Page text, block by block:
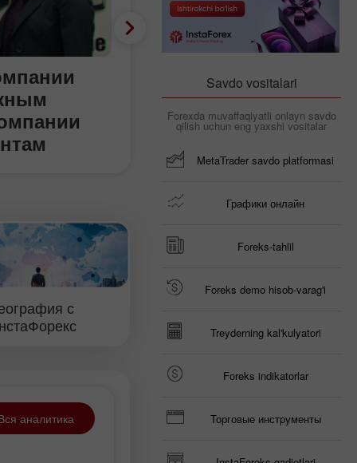
Календарь
тарифной игре
не будет?
с
аналитика
Savdo vositalari
Forexda muvaffaqiyatli onlayn savdo
qilish uchun eng yaxshi vositalar
MetaTrader savdo platformasi
Графики онлайн
Foreks-tahlil
Foreks demo hisob-varag'i
Treyderning kal'kulyatori
Foreks indikatorlar
Торговые инструменты